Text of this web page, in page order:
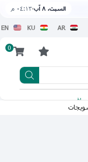
السبت، ٨ آب ٠٤:١٣ م
AR
KU
EN
0